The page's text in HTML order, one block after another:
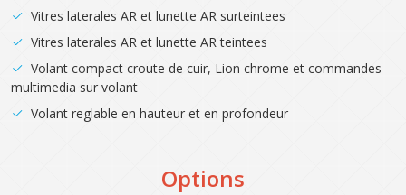
Vitres laterales AR et lunette AR surteintees
Vitres laterales AR et lunette AR teintees
Volant compact croute de cuir, Lion chrome et commandes
multimedia sur volant
Volant reglable en hauteur et en profondeur
Options